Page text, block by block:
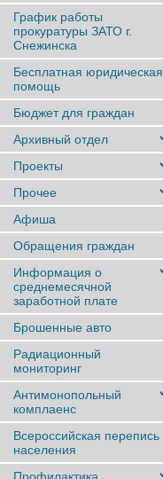
График работы
прокуратуры ЗАТО г.
Снежинска
Бесплатная юридическая
помощь
Бюджет для граждан
Архивный отдел
Проекты
Прочее
Афиша
Обращения граждан
Информация о
среднемесячной
заработной плате
Брошенные авто
Радиационный
мониторинг
Антимонопольный
комплаенс
Всероссийская перепись
населения